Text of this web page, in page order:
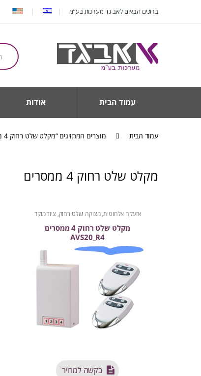
ברוכים הבאים לאב-גד מערכות בע”מ
חיפוש
עבור:
עמוד הבית אודות
עמוד הבית מוצרים המתויגים “מקלט שלט רחוק 4 ממסרים”
מקלט שלט רחוק 4 ממסרים
אזעקה אלחוטית,מצוקה ושלט רחוק, ציוד מוקד
מקלט שלט רחוק 4 ממסרים
AVS20_R4
בקשה למחיר